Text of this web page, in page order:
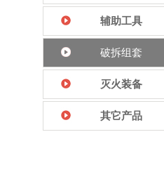
辅助工具
破拆组套
灭火装备
其它产品